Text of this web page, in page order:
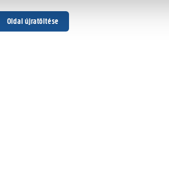
Oldal újratöltése